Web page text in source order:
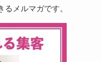
るメルマガです。